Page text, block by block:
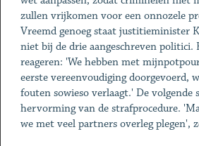
zullen vrijkomen voor een onnozele
Vreemd genoeg staat justitieminister
niet bij de drie aangeschreven
reageren: 'We hebben met
eerste vereenvoudiging doorgevoerd,
fouten sowieso verlaagt.' De volgende
hervorming van de strafprocedure.
we met veel partners overleg plegen',